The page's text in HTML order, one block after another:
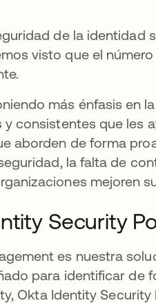
de la identidad
visto que el
más énfasis en
consistentes que les
aborden de forma
la falta de
mejoren
Security
es nuestra
para identificar de
Okta Identity